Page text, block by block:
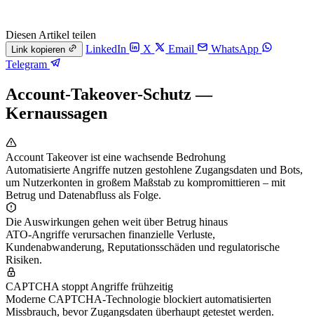
Diesen Artikel teilen
Link kopieren LinkedIn X Email
WhatsApp
Telegram
Account-Takeover-Schutz —
Kernaussagen
Account Takeover ist eine wachsende Bedrohung
Automatisierte Angriffe nutzen gestohlene Zugangsdaten und Bots,
um Nutzerkonten in großem Maßstab zu kompromittieren – mit
Betrug und Datenabfluss als Folge.
Die Auswirkungen gehen weit über Betrug hinaus
ATO-Angriffe verursachen finanzielle Verluste,
Kundenabwanderung, Reputationsschäden und regulatorische
Risiken.
CAPTCHA stoppt Angriffe frühzeitig
Moderne CAPTCHA-Technologie blockiert automatisierten
Missbrauch, bevor Zugangsdaten überhaupt getestet werden.